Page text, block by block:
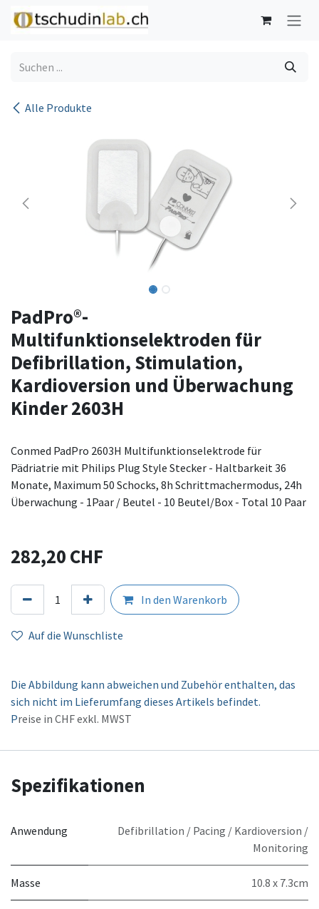
Zum Inhalt springen
Alle Produkte
PadPro®-
Multifunktionselektroden für
Defibrillation, Stimulation,
Kardioversion und Überwachung
Kinder 2603H
Conmed PadPro 2603H Multifunktionselektrode für
Pädriatrie mit Philips Plug Style Stecker - Haltbarkeit 36
Monate, Maximum 50 Schocks, 8h Schrittmachermodus, 24h
Überwachung - 1Paar / Beutel - 10 Beutel/Box - Total 10 Paar
282,20 CHF
In den Warenkorb
Auf die Wunschliste
Die Abbildung kann abweichen und Zubehör enthalten, das
sich nicht im Lieferumfang dieses Artikels befindet.
Preise in CHF exkl. MWST
Spezifikationen
Anwendung
Defibrillation / Pacing / Kardioversion /
Monitoring
Masse 10.8 x 7.3cm